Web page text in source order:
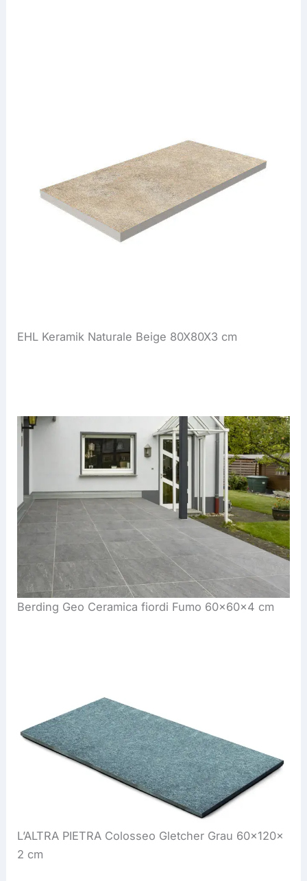
EHL Keramik Naturale Beige 80X80X3 cm
Berding Geo Ceramica fiordi Fumo 60x60x4 cm
L’ALTRA PIETRA Colosseo Gletcher Grau 60x120x
2 cm